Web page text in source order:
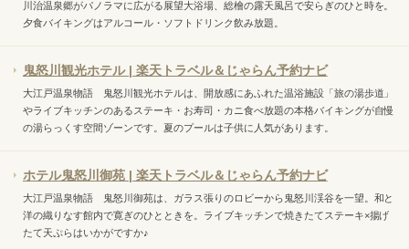
川治温泉郷がパノラマに広がる展望大浴場、総檜の露天風呂で安らぎのひと時を。
夕食バイキングはアルコール・ソフトドリンク飲み放題。
鬼怒川観光ホテル | 楽天トラベル＆じゃらん予約ナビ
大江戸温泉物語 鬼怒川観光ホテルは、開放感にあふれた温浴施設「旅の湯歩道」
やライブキッチンのあるステーキ・お寿司・カニ食べ放題の本格バイキングが自慢
の湯らっくす空間ゾーンです。夏のプールは子供に人気があります。
ホテル鬼怒川御苑 | 楽天トラベル＆じゃらん予約ナビ
大江戸温泉物語 鬼怒川御苑は、ガラス張りのロビーから鬼怒川渓谷を一望。和と
洋の織りなす館内で寛ぎのひとときを。ライブキッチンで焼きたてステーキ×揚げ
たて天ぷらはいかがですか♪